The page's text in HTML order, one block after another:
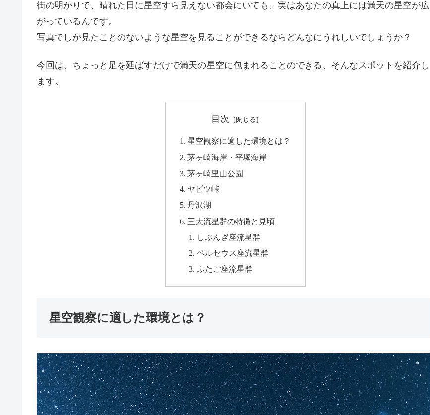
街の明かりで、晴れた日に星空すら見えない都会にいても、実はあなたの真上には満天の星空が広
がっているんです。
写真でしか見たことのないような星空を見ることができるならどんなにうれしいでしょうか？
今回は、ちょっと足を延ばすだけで満天の星空に包まれることのできる、そんなスポットを紹介し
ます。
目次
星空観察に適した環境とは？
茅ヶ崎海岸・平塚海岸
茅ヶ崎里山公園
ヤビツ峠
丹沢湖
三大流星群の特徴と見頃
しぶんぎ座流星群
ペルセウス座流星群
ふたご座流星群
星空観察に適した環境とは？